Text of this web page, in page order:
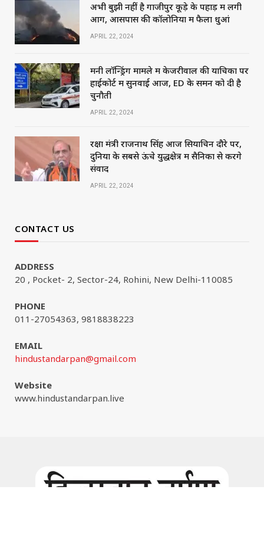
अभी बुझी नहीं है गाजीपुर कूड़े के पहाड़ में लगी
आग, आसपास की कॉलोनियों में फैला धुआं
APRIL 22, 2024
मनी लॉन्ड्रिंग मामले में केजरीवाल की याचिका पर
हाईकोर्ट में सुनवाई आज, ED के समन को दी है
चुनौती
APRIL 22, 2024
रक्षा मंत्री राजनाथ सिंह आज सियाचिन दौरे पर,
दुनिया के सबसे ऊंचे युद्धक्षेत्र में सैनिकों से करेंगे
संवाद
APRIL 22, 2024
CONTACT US
ADDRESS
20 , Pocket- 2, Sector-24, Rohini, New Delhi-110085
PHONE
011-27054363, 9818838223
EMAIL
hindustandarpan@gmail.com
Website
www.hindustandarpan.live